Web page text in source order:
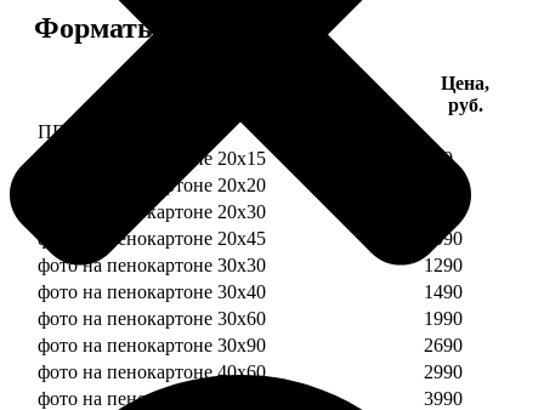
Форматы и цены
Цена,
руб.
ПЕНОКАРТОН
фото на пенокартоне 20х15
690
фото на пенокартоне 20х20
фото на пенокартоне 20х30
фото на пенокартоне 20х45
1090
фото на пенокартоне 30х30
1290
фото на пенокартоне 30х40
1490
фото на пенокартоне 30х60
1990
фото на пенокартоне 30х90
2690
фото на пенокартоне 40х60
2990
фото на пенокартоне 50х70
3990